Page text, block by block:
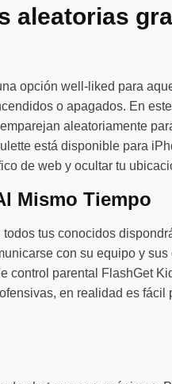
aleatorias
opción well-liked para
o apagados. En
aleatoriamente
está disponible para
de web y ocultar tu
Mismo Tiempo
tus conocidos
con su equipo y
control parental FlashGet
en realidad es fácil